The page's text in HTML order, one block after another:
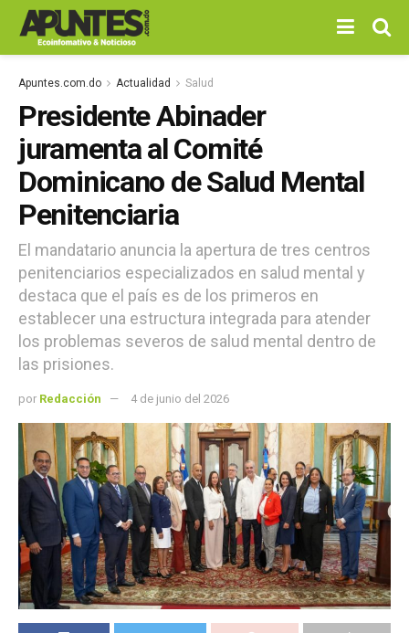
Apuntes.com.do Actualidad Salud
Presidente Abinader
juramenta al Comité
Dominicano de Salud Mental
Penitenciaria
El mandatario anuncia la apertura de tres centros
penitenciarios especializados en salud mental y
destaca que el país es de los primeros en
establecer una estructura integrada para atender
los problemas severos de salud mental dentro de
las prisiones.
por Redacción 4 de junio del 2026